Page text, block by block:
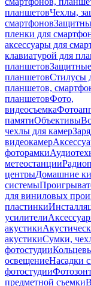
планшетовЧехлы,
смартфонов
пленки для
аксессуары для
клавиатурой для
планшетов
планшетовСтилусы
планшетов,
планшетовФото,
видеосъемка
памятиОбъективы
чехлы для камер
видеокамер
фоторамки
метеостанции
центрыДомашние
системы
для виниловых
пластинки
усилители
акустики
акустикиСумки,
фотостудии
освещениеНасадки
фотостудии
предметной съемки